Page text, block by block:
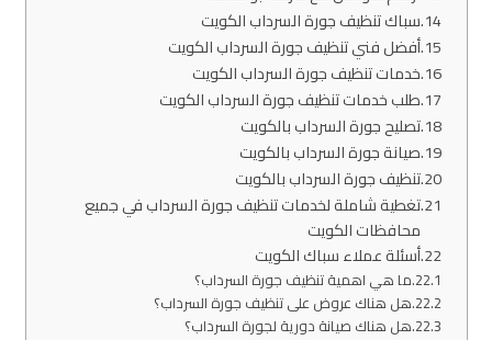
سباك تنظيف جورة السرداب الكويت
أفضل فني تنظيف جورة السرداب الكويت
خدمات تنظيف جورة السرداب الكويت
طلب خدمات تنظيف جورة السرداب الكويت
تصليح جورة السرداب بالكويت
صيانة جورة السرداب بالكويت
تنظيف جورة السرداب بالكويت
تغطية شاملة لخدمات تنظيف جورة السرداب في جميع
محافظات الكويت
أسئلة عملاء سباك الكويت
ما هي اهمية تنظيف جورة السرداب؟
هل هناك عروض على تنظيف جورة السرداب؟
هل هناك صيانة دورية لجورة السرداب؟